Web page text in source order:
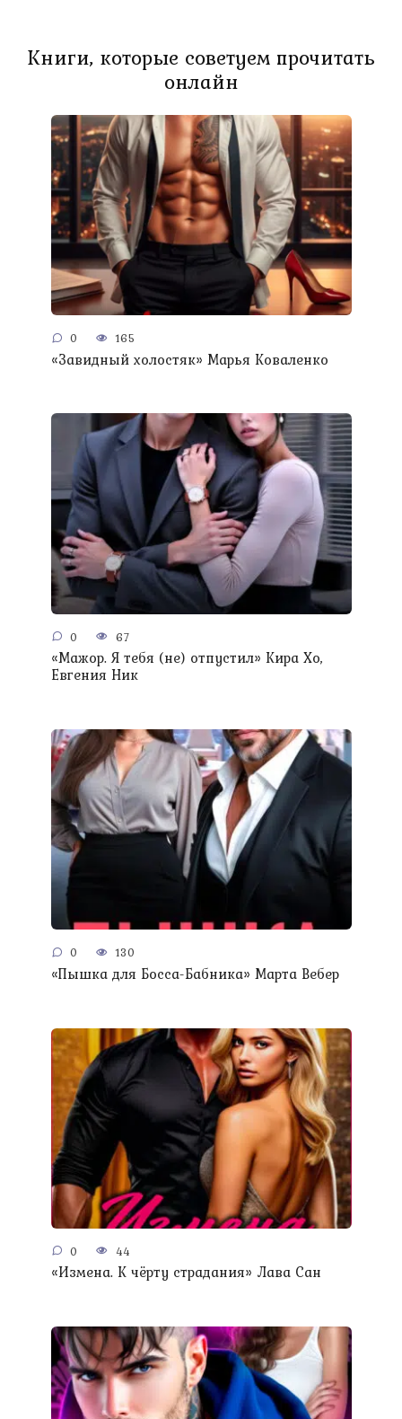
Книги, которые советуем прочитать
онлайн
0 165
«Завидный холостяк» Марья Коваленко
0 67
«Мажор. Я тебя (не) отпустил» Кира Хо,
Евгения Ник
0 130
«Пышка для Босса-Бабника» Марта Вебер
0 44
«Измена. К чёрту страдания» Лава Сан